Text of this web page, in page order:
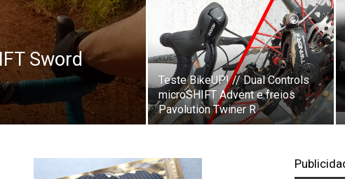
Sword
Teste BikeUP! // Dual Controls
microSHIFT Advent e freios
Pavolution Twiner R